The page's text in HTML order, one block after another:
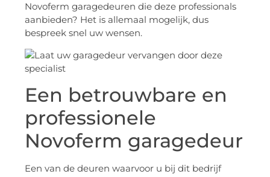
Novoferm garagedeuren die deze professionals
aanbieden? Het is allemaal mogelijk, dus
bespreek snel uw wensen.
Een betrouwbare en
professionele
Novoferm garagedeur
Een van de deuren waarvoor u bij dit bedrijf